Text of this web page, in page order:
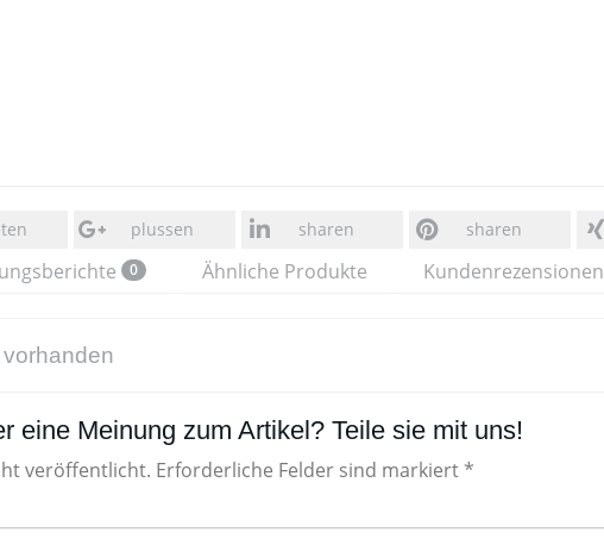
plussen sharen sharen
0 Ähnliche Produkte Kundenrezensionen
eine Meinung zum Artikel? Teile sie mit uns!
veröffentlicht. Erforderliche Felder sind markiert *